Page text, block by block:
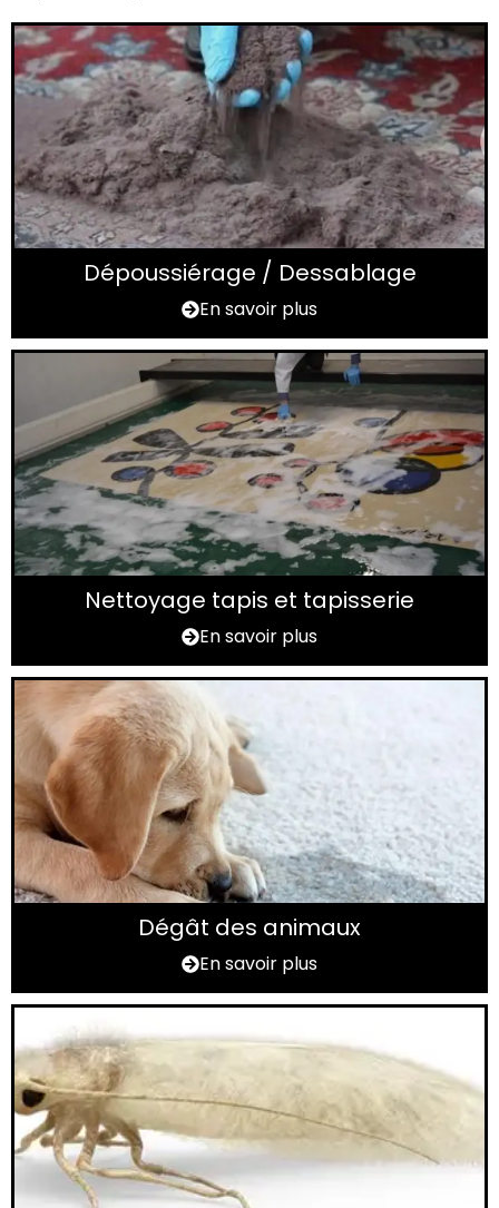
Dépoussiérage / Dessablage
En savoir plus
Nettoyage tapis et tapisserie
En savoir plus
Dégât des animaux
En savoir plus